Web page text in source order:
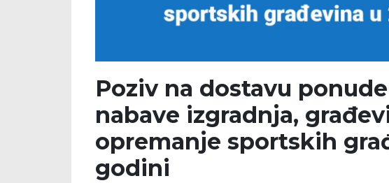
Poziv na dostavu
nabave izgradnja,
opremanje sportskih
godini